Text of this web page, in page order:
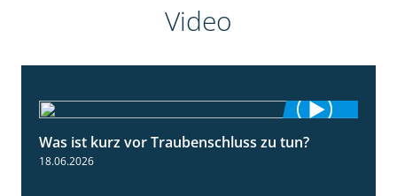
Video
5:04
Was ist kurz vor Traubenschluss zu tun?
18.06.2026